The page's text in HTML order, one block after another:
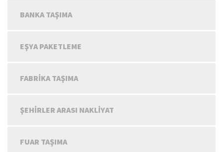
BANKA TAŞIMA
EŞYA PAKETLEME
FABRIKA TAŞIMA
ŞEHIRLER ARASI NAKLIYAT
FUAR TAŞIMA